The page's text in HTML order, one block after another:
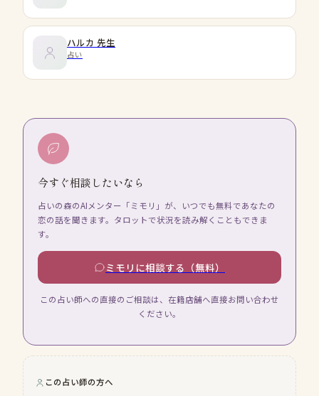
ハルカ 先生
占い
今すぐ相談したいなら
占いの森のAIメンター「ミモリ」が、いつでも無料であなたの
恋の話を聞きます。タロットで状況を読み解くこともできま
す。
ミモリに相談する（無料）
この占い師への直接のご相談は、在籍店舗へ直接お問い合わせ
ください。
この占い師の方へ